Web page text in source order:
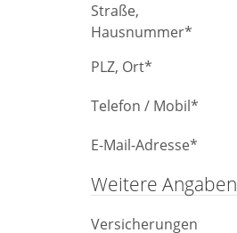
Straße,
Hausnummer*
PLZ, Ort*
Telefon / Mobil*
E-Mail-Adresse*
Weitere Angaben
Versicherungen